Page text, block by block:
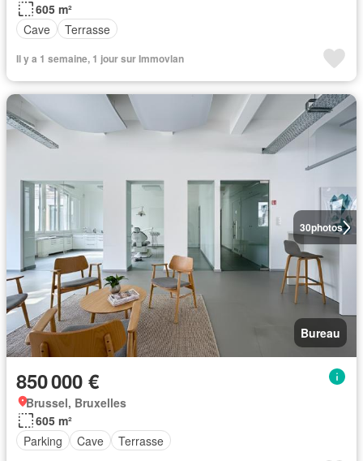
605 m²
Cave
Terrasse
Il y a 1 semaine, 1 jour sur Immovlan
30photos
Bureau
850 000 €
Brussel, Bruxelles
605 m²
Parking
Cave Terrasse